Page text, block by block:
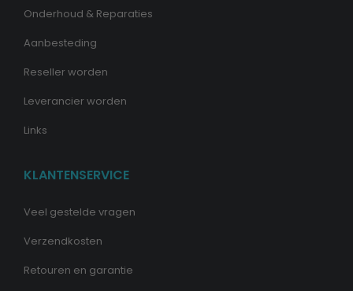
Onderhoud & Reparaties
Aanbesteding
Reseller worden
Leverancier worden
Links
KLANTENSERVICE
Veel gestelde vragen
Verzendkosten
Retouren en garantie